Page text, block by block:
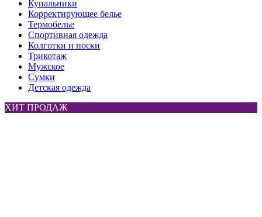
Купальники
Корректирующее белье
Термобелье
Спортивная одежда
Колготки и носки
Трикотаж
Мужское
Сумки
Детская одежда
ХИТ ПРОДАЖ